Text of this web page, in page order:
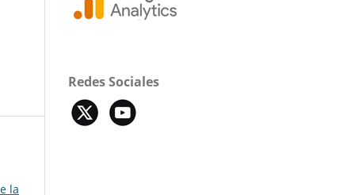
la
Redes Sociales